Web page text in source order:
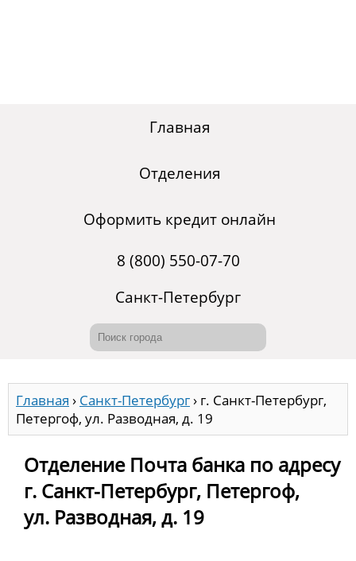
Главная
Отделения
Оформить кредит онлайн
8 (800) 550-07-70
Санкт-Петербург
Главная › Санкт-Петербург› г. Санкт-Петербург,
Петергоф, ул. Разводная, д. 19
Отделение Почта банка по адресу
г. Санкт-Петербург, Петергоф,
ул. Разводная, д. 19